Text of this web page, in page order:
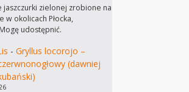
jaszczurki zielonej zrobione na
w okolicach Płocka,
udostępnić.
- Gryllus locorojo –
(dawniej